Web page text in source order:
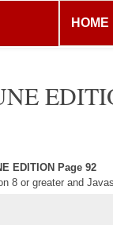
HOME
EDITION Page 92
8 or greater and